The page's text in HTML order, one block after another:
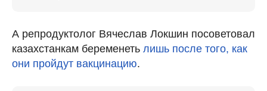
А репродуктолог Вячеслав Локшин посоветовал
казахстанкам беременеть лишь после того, как
они пройдут вакцинацию.